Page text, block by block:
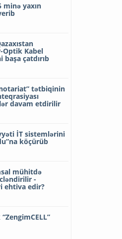
minə yaxın
Optik Kabel
çatdırıb
tətbiqinin
davam etdirilir
İT sistemlərini
köçürüb
mühitdə
-
ehtiva edir?